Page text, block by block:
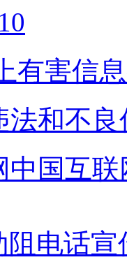
有害信
法和不
中国互
阻电话宣